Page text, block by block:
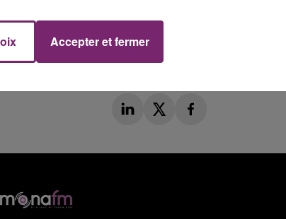
Accepter et fermer